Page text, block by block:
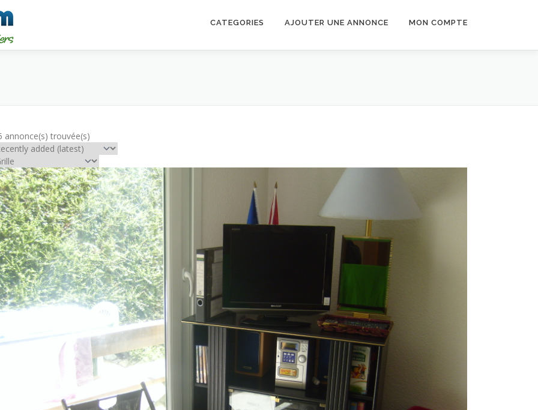
CATEGORIES AJOUTER UNE ANNONCE MON COMPTE
annonce(s) trouvée(s)